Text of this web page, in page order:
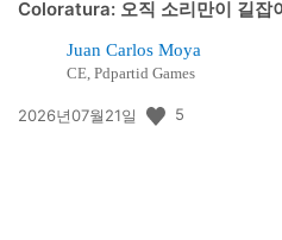
Coloratura: 오직 소리만이 길잡
Juan Carlos Moya
CE, Pdpartid Games
공
2026년07월21일 5